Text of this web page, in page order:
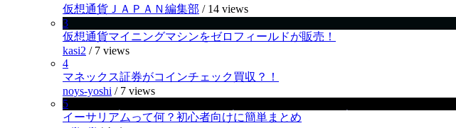
仮想通貨ＪＡＰＡＮ編集部 / 14 views
3
仮想通貨マイニングマシンをゼロフィールドが販売！
kasi2 / 7 views
4
マネックス証券がコインチェック買収？！
noys-yoshi / 7 views
5
イーサリアムって何？初心者向けに簡単まとめ